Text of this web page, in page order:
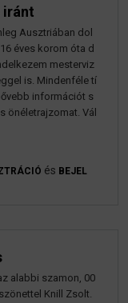
iránt
Ausztriában dol
éves korom óta d
mesterviz
is. Mindenféle tí
információt s
önéletrajzomat. Vál
és BEJEL
alabbi szamon, 00
Knill Zsolt.